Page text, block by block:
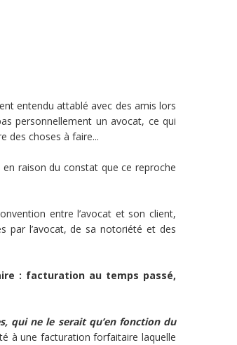
entendu attablé avec des amis lors
personnellement un avocat, ce qui
des choses à faire...
raison du constat que ce reproche
entre l’avocat et son client,
par l’avocat, de sa notoriété et des
: facturation au temps passé,
qui ne le serait qu’en fonction du
à une facturation forfaitaire laquelle